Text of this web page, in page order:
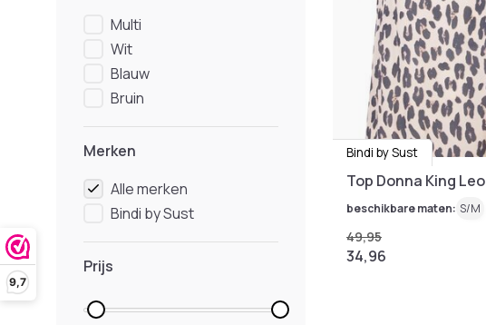
9,7
Multi
Wit
Blauw
Bruin
Merken
Alle merken
Bindi by Sust
Prijs
Bindi by Sust
Top Donna King Leo
beschikbare maten: S/M
49,95
34,96